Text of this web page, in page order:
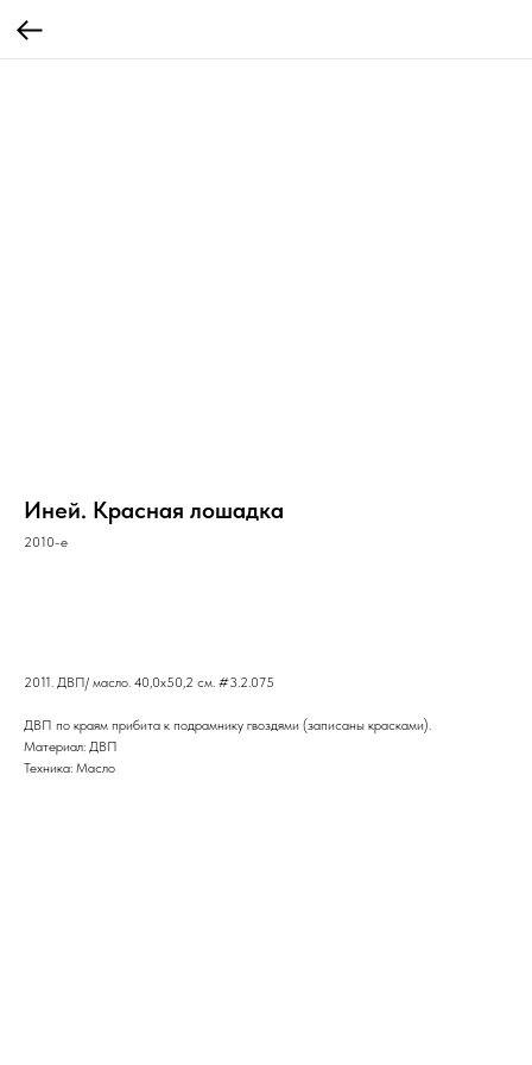
Иней. Красная лошадка
2010-е
2011. ДВП/ масло. 40,0х50,2 см. #3.2.075
ДВП по краям прибита к подрамнику гвоздями (записаны красками).
Материал: ДВП
Техника: Масло